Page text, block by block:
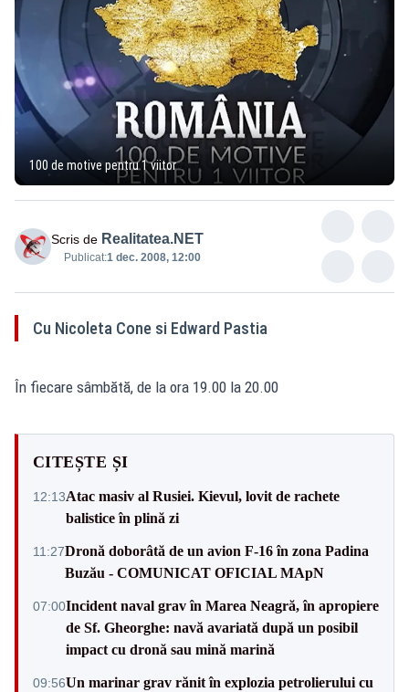
100 de motive pentru 1 viitor
Scris de Realitatea.NET
Publicat:1 dec. 2008, 12:00
Cu Nicoleta Cone si Edward Pastia
În fiecare sâmbătă, de la ora 19.00 la 20.00
CITEȘTE ȘI
12:13Atac masiv al Rusiei. Kievul, lovit de rachete
balistice în plină zi
11:27Dronă doborâtă de un avion F‑16 în zona Padina
Buzău - COMUNICAT OFICIAL MApN
07:00Incident naval grav în Marea Neagră, în apropiere
de Sf. Gheorghe: navă avariată după un posibil
impact cu dronă sau mină marină
09:56Un marinar grav rănit în explozia petrolierului cu